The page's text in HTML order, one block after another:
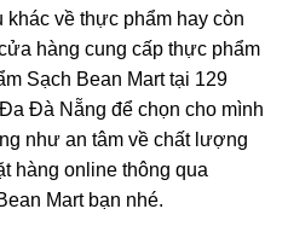
về thực phẩm hay còn
hàng cung cấp thực phẩm
Sạch Bean Mart tại 129
Đà Nẵng để chọn cho mình
như an tâm về chất lượng
hàng online thông qua
Mart bạn nhé.